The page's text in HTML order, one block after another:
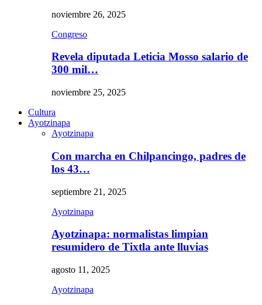
noviembre 26, 2025
Congreso
Revela diputada Leticia Mosso salario de
300 mil…
noviembre 25, 2025
Cultura
Ayotzinapa
Ayotzinapa
Con marcha en Chilpancingo, padres de
los 43…
septiembre 21, 2025
Ayotzinapa
Ayotzinapa: normalistas limpian
resumidero de Tixtla ante lluvias
agosto 11, 2025
Ayotzinapa